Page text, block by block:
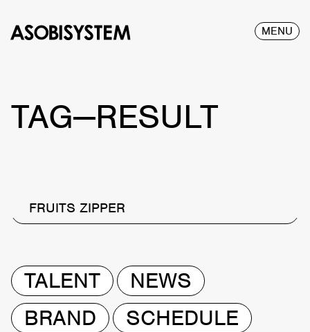
MENU
TAG—RESULT
FRUITS ZIPPER
TALENT
NEWS
BRAND
SCHEDULE